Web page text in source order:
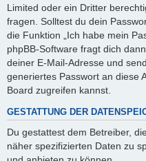
Limited oder ein Dritter
fragen. Solltest du dein
die Funktion „Ich habe mein
phpBB-Software fragt dich
deiner E-Mail-Adresse und
generiertes Passwort an diese
Board zugreifen kannst.
GESTATTUNG DER
Du gestattest dem Betreiber,
näher spezifizierten Daten zu